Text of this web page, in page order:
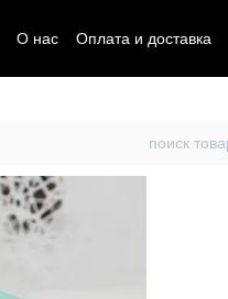
О нас Оплата и доставка